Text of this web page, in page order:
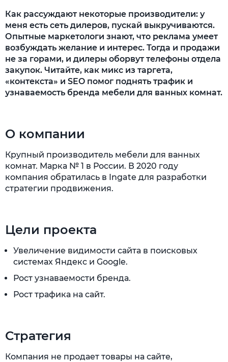
Как рассуждают некоторые производители: у
меня есть сеть дилеров, пускай выкручиваются.
Опытные маркетологи знают, что реклама умеет
возбуждать желание и интерес. Тогда и продажи
не за горами, и дилеры оборвут телефоны отдела
закупок. Читайте, как микс из таргета,
«контекста» и SEO помог поднять трафик и
узнаваемость бренда мебели для ванных комнат.
О компании
Крупный производитель мебели для ванных
комнат. Марка № 1 в России. В 2020 году
компания обратилась в Ingate для разработки
стратегии продвижения.
Цели проекта
Увеличение видимости сайта в поисковых
системах Яндекс и Google.
Рост узнаваемости бренда.
Рост трафика на сайт.
Стратегия
Компания не продает товары на сайте,